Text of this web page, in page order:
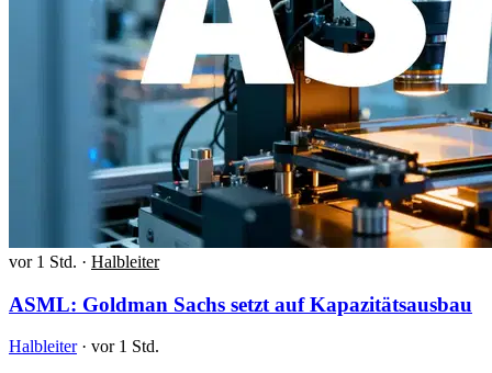
vor 1 Std. · Halbleiter
ASML: Goldman Sachs setzt auf Kapazitätsausbau
Halbleiter · vor 1 Std.